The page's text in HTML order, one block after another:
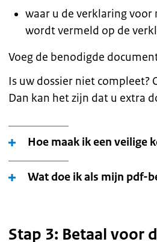
waar u de verklaring
wordt vermeld op de
Voeg de benodigde
Is uw dossier niet compleet?
Dan kan het zijn dat u extra
Hoe maak ik een veilige
Wat doe ik als mijn pdf-
Stap 3: Betaal voor